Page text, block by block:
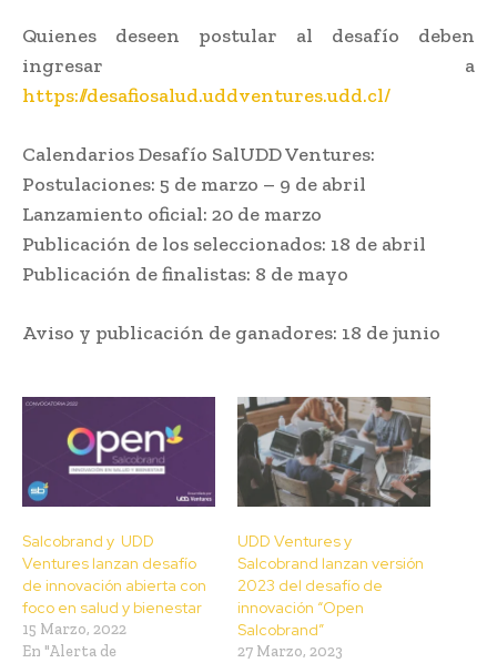
Quienes deseen postular al desafío deben
ingresar a
https://desafiosalud.uddventures.udd.cl/
Calendarios Desafío SalUDD Ventures:
Postulaciones: 5 de marzo – 9 de abril
Lanzamiento oficial: 20 de marzo
Publicación de los seleccionados: 18 de abril
Publicación de finalistas: 8 de mayo
Aviso y publicación de ganadores: 18 de junio
Salcobrand y UDD
Ventures lanzan desafío
de innovación abierta con
foco en salud y bienestar
15 Marzo, 2022
En "Alerta de
UDD Ventures y
Salcobrand lanzan versión
2023 del desafío de
innovación “Open
Salcobrand”
27 Marzo, 2023